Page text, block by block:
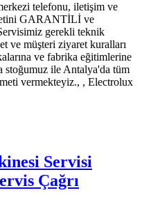
telefonu, iletişim ve
GARANTİLİ ve
gerekli teknik
ve müşteri ziyaret kuralları
ve fabrika eğitimlerine
stoğumuz ile Antalya'da tüm
vermekteyiz., , Electrolux
Servisi
Çağrı